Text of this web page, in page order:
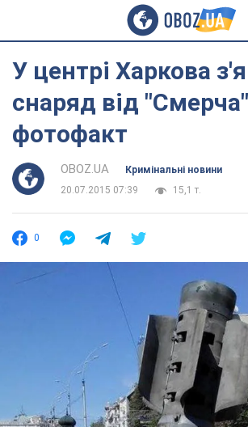
У центрі Харкова
снаряд від
фотофакт
OBOZ.UA
Кримінальні новини
20.07.2015 07:39
15,1 т.
0